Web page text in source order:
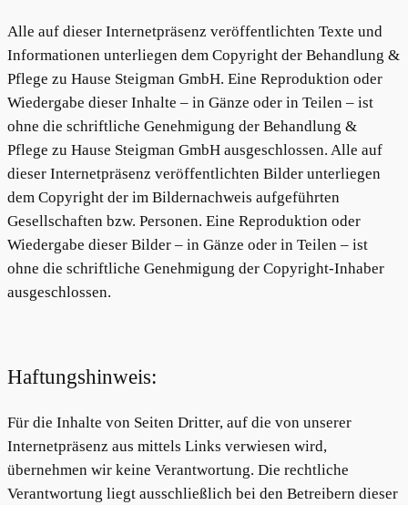
Alle auf dieser Internetpräsenz veröffentlichten Texte und
Informationen unterliegen dem Copyright der Behandlung &
Pflege zu Hause Steigman GmbH. Eine Reproduktion oder
Wiedergabe dieser Inhalte – in Gänze oder in Teilen – ist
ohne die schriftliche Genehmigung der Behandlung &
Pflege zu Hause Steigman GmbH ausgeschlossen. Alle auf
dieser Internetpräsenz veröffentlichten Bilder unterliegen
dem Copyright der im Bildernachweis aufgeführten
Gesellschaften bzw. Personen. Eine Reproduktion oder
Wiedergabe dieser Bilder – in Gänze oder in Teilen – ist
ohne die schriftliche Genehmigung der Copyright-Inhaber
ausgeschlossen.
Haftungshinweis:
Für die Inhalte von Seiten Dritter, auf die von unserer
Internetpräsenz aus mittels Links verwiesen wird,
übernehmen wir keine Verantwortung. Die rechtliche
Verantwortung liegt ausschließlich bei den Betreibern dieser